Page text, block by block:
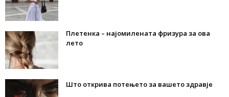
Плетенка – најомилената фризура за ова
лето
Што открива потењето за вашето здравје